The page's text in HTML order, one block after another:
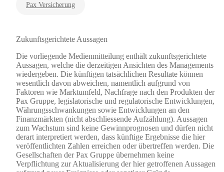
Pax Versicherung
Zukunftsgerichtete Aussagen
Die vorliegende Medienmitteilung enthält zukunftsgerichtete
Aussagen, welche die derzeitigen Ansichten des Managements
wiedergeben. Die künftigen tatsächlichen Resultate können
wesentlich davon abweichen, namentlich aufgrund von
Faktoren wie Marktumfeld, Nachfrage nach den Produkten der
Pax Gruppe, legislatorische und regulatorische Entwicklungen,
Währungsschwankungen sowie Entwicklungen an den
Finanzmärkten (nicht abschliessende Aufzählung). Aussagen
zum Wachstum sind keine Gewinnprognosen und dürfen nicht
derart interpretiert werden, dass künftige Ergebnisse die hier
veröffentlichten Zahlen erreichen oder übertreffen werden. Die
Gesellschaften der Pax Gruppe übernehmen keine
Verpflichtung zur Aktualisierung der hier getroffenen Aussagen